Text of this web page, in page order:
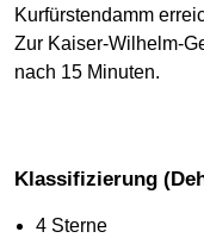
Kurfürstendamm
Zur Kaiser-Wilhelm-
nach 15 Minuten.
Klassifizierung
4 Sterne